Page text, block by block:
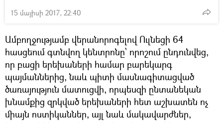
15 մայիսի 2017, 22:40
Ամբողջությամբ վերանորոգելով Ուլնեցի 64
հասցեում գտնվող կենտրոնը՝ որոշում ընդունվեց,
որ բացի երեխաների համար բարեկարգ
պայմաններից, նաև պիտի մասնագիտացված
ծառայություն մատուցվի, որպեսզի ընտանեկան
խնամքից զրկված երեխաների հետ աշխատեն ոչ
միայն ոստիկաններ, այլ նաև մակավարժներ,